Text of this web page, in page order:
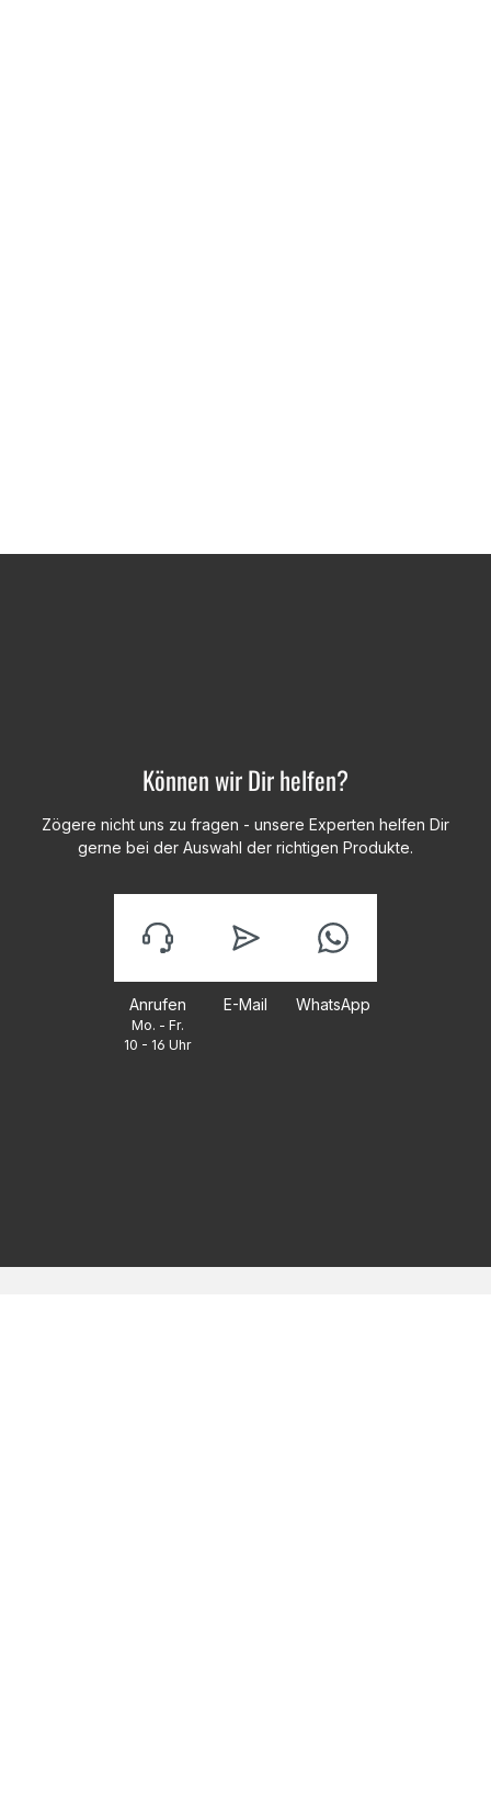
Können wir Dir helfen?
Zögere nicht uns zu fragen - unsere Experten helfen Dir
gerne bei der Auswahl der richtigen Produkte.
Anrufen
Mo. - Fr.
10 - 16 Uhr
E-Mail WhatsApp